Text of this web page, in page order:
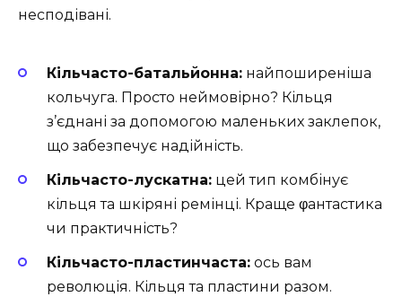
несподівані.
Кільчасто-батальйонна: найпоширеніша
кольчуга. Просто неймовірно? Кільця
з’єднані за допомогою маленьких заклепок,
що забезпечує надійність.
Кільчасто-лускатна: цей тип комбінує
кільця та шкіряні ремінці. Краще φантастика
чи практичність?
Кільчасто-пластинчаста: ось вам
революція. Кільця та пластини разом.